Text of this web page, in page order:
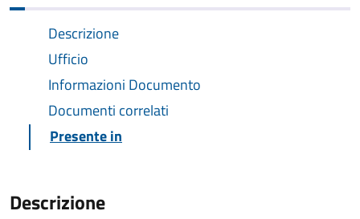
Descrizione
Ufficio
Informazioni Documento
Documenti correlati
Presente in
Descrizione